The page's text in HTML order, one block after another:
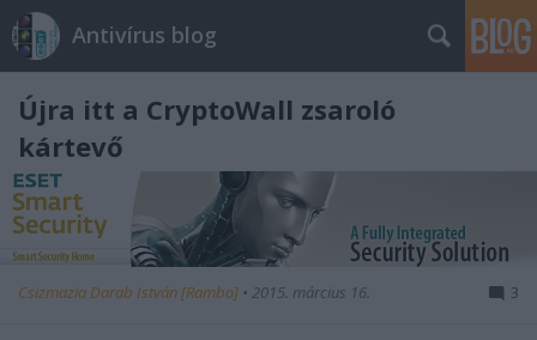
Antivírus blog
Újra itt a CryptoWall zsaroló
kártevő
Csizmazia Darab István [Rambo] • 2015. március 16. 3